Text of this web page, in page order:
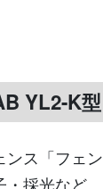
YL2-K型
ンス「フェ
・採光など